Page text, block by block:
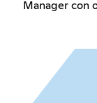
Manager con